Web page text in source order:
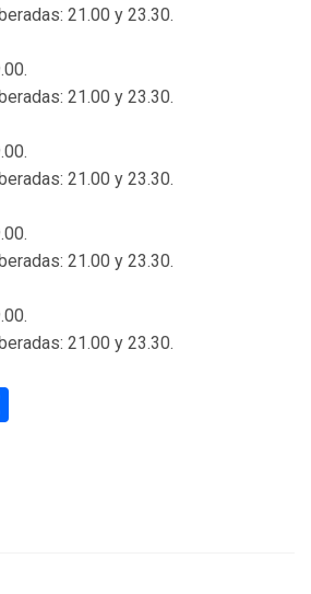
21.00 y 23.30.
21.00 y 23.30.
21.00 y 23.30.
21.00 y 23.30.
21.00 y 23.30.